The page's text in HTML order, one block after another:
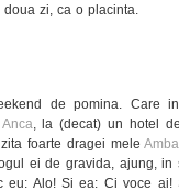
zi, ca o placinta.
de pomina. Care
Anca , la (decat) un hotel
foarte dragei mele
ei de gravida, ajung,
eu: Alo! Si ea: Ci voce